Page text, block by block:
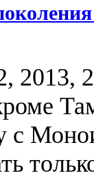
2013,
с